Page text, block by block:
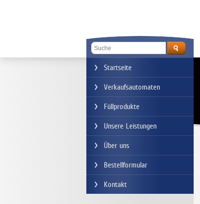
Startseite
Verkaufsautomaten
Füllprodukte
Unsere Leistungen
Über uns
Bestellformular
Kontakt